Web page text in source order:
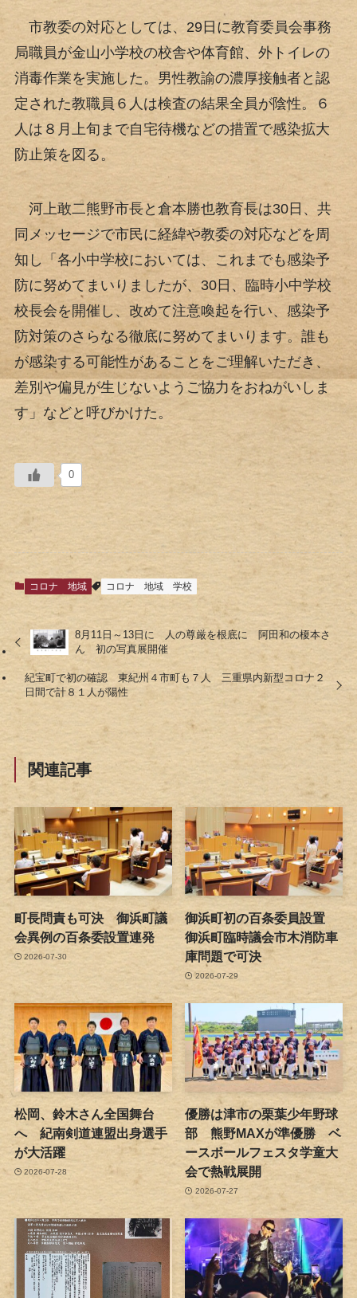
市教委の対応としては、29日に教育委員会事務
局職員が金山小学校の校舎や体育館、外トイレの
消毒作業を実施した。男性教諭の濃厚接触者と認
定された教職員６人は検査の結果全員が陰性。６
人は８月上旬まで自宅待機などの措置で感染拡大
防止策を図る。
河上敢二熊野市長と倉本勝也教育長は30日、共
同メッセージで市民に経緯や教委の対応などを周
知し「各小中学校においては、これまでも感染予
防に努めてまいりましたが、30日、臨時小中学校
校長会を開催し、改めて注意喚起を行い、感染予
防対策のさらなる徹底に努めてまいります。誰も
が感染する可能性があることをご理解いただき、
差別や偏見が生じないようご協力をおねがいしま
す」などと呼びかけた。
0
コロナ 地域 コロナ 地域 学校
8月11日～13日に 人の尊厳を根底に 阿田和の榎本さ
ん 初の写真展開催
紀宝町で初の確認 東紀州４市町も７人 三重県内新型コロナ２
日間で計８１人が陽性
関連記事
町長問責も可決 御浜町議
会異例の百条委設置連発
2026-07-30
御浜町初の百条委員設置
御浜町臨時議会市木消防車
庫問題で可決
2026-07-29
松岡、鈴木さん全国舞台
へ 紀南剣道連盟出身選手
が大活躍
2026-07-28
優勝は津市の栗葉少年野球
部 熊野MAXが準優勝 ベ
ースボールフェスタ学童大
会で熱戦展開
2026-07-27